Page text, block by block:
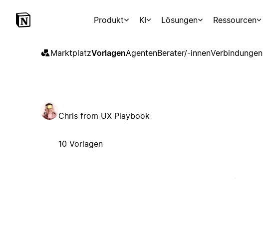
Produkt KI Lösungen Ressourcen
MarktplatzVorlagenAgentenBerater/-innenVerbindungen
Chris from UX Playbook
10 Vorlagen